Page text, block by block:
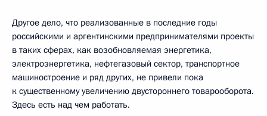
Другое дело, что реализованные в последние годы
российскими и аргентинскими предпринимателями проекты
в таких сферах, как возобновляемая энергетика,
электроэнергетика, нефтегазовый сектор, транспортное
машиностроение и ряд других, не привели пока
к существенному увеличению двустороннего товарооборота.
Здесь есть над чем работать.